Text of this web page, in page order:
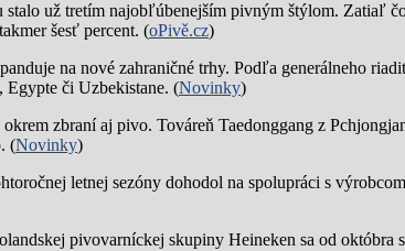
stalo už tretím najobľúbenejším pivným štýlom. Zatiaľ
šesť percent. (oPivě.cz)
na nové zahraničné trhy. Podľa generálneho
Egypte či Uzbekistane. (Novinky)
okrem zbraní aj pivo. Továreň Taedonggang z
(Novinky)
letnej sezóny dohodol na spolupráci s
pivovarníckej skupiny Heineken sa od októbra